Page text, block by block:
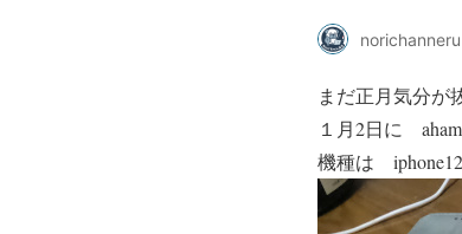
norichanneru
まだ正月気分が
１月2日に
機種は